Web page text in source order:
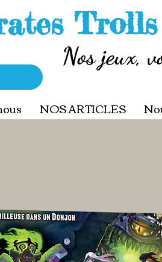
Nos jeux,
NOS ARTICLES